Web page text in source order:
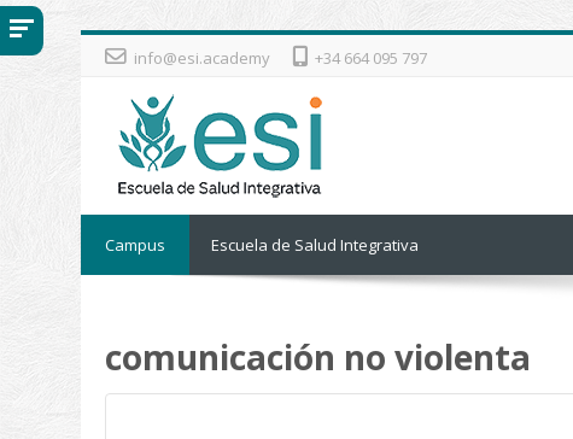
Salta al contenido principal
info@esi.academy +34 664 095 797
Campus Escuela de Salud Integrativa
comunicación no violenta